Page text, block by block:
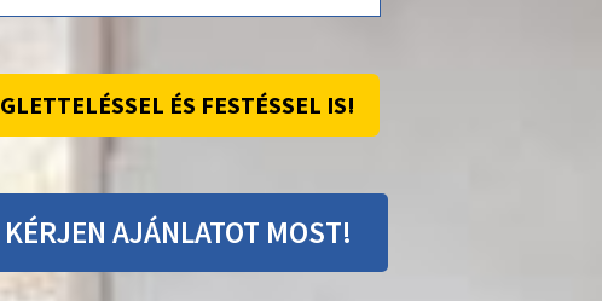
GLETTELÉSSEL ÉS FESTÉSSEL IS!
KÉRJEN AJÁNLATOT MOST!